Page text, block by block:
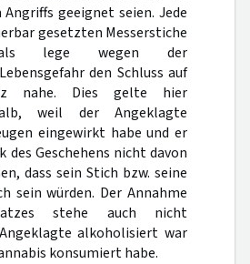
geeignet seien. Jede
gesetzten Messerstiche
lege wegen der
den Schluss auf
nahe. Dies gelte hier
weil der Angeklagte
eingewirkt habe und er
des Geschehens nicht davon
dass sein Stich bzw. seine
sein würden. Der Annahme
stehe auch nicht
alkoholisiert war
konsumiert habe.